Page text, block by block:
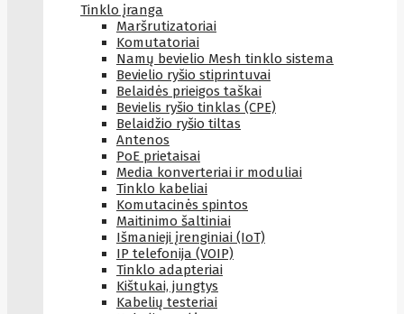
Tinklo įranga
Maršrutizatoriai
Komutatoriai
Namų bevielio Mesh tinklo sistema
Bevielio ryšio stiprintuvai
Belaidės prieigos taškai
Bevielis ryšio tinklas (CPE)
Belaidžio ryšio tiltas
Antenos
PoE prietaisai
Media konverteriai ir moduliai
Tinklo kabeliai
Komutacinės spintos
Maitinimo šaltiniai
Išmanieji įrenginiai (IoT)
IP telefonija (VOIP)
Tinklo adapteriai
Kištukai, jungtys
Kabelių testeriai